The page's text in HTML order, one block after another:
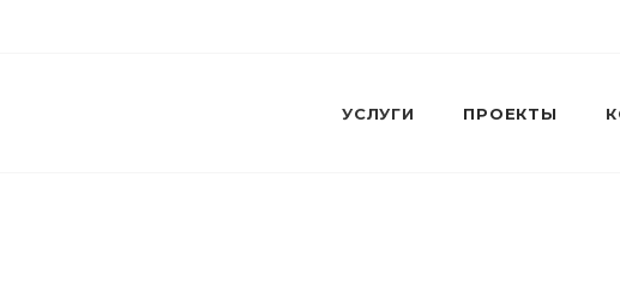
УСЛУГИ ПРОЕКТЫ